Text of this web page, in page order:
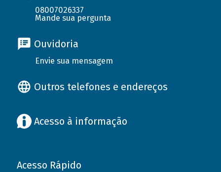
08007026337
Mande sua pergunta
Ouvidoria
Envie sua mensagem
Outros telefones e endereços
Acesso à informação
Acesso Rápido